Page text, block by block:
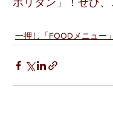
ポリタン」！ぜひ
一押し「FOODメニュー